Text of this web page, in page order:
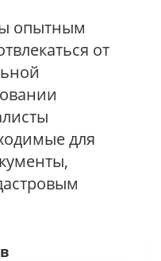
опытным
от
для